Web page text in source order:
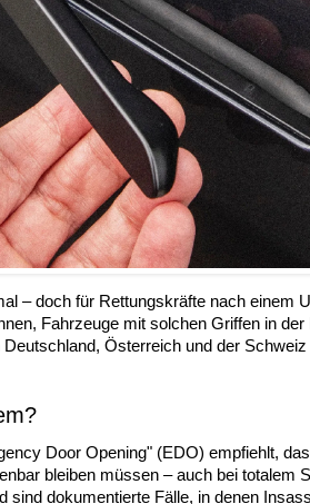
– doch für Rettungskräfte nach einem
Fahrzeuge mit solchen Griffen in
Österreich und der
Door Opening" (EDO) empfiehlt,
bleiben müssen – auch bei totalem
sind dokumentierte Fälle, in denen